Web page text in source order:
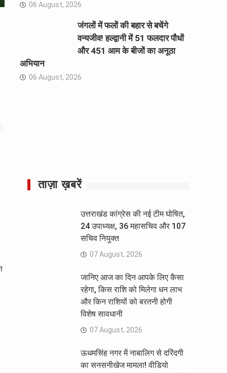
06 August, 2026
जंगलों में फलों की बहार से बचेंगे
वन्यजीव! हल्द्वानी में 51 फलदार पौधों
और 451 आम के बीजों का अनूठा
अभियान
06 August, 2026
ताज़ा ख़बरें
उत्तराखंड कांग्रेस की नई टीम घोषित,
24 उपाध्यक्ष, 36 महासचिव और 107
सचिव नियुक्त
07 August, 2026
जानिए आज का दिन आपके लिए कैसा
रहेगा, किस राशि को मिलेगा धन लाभ
और किन राशियों को बरतनी होगी
विशेष सावधानी
07 August, 2026
ऊधमसिंह नगर में नाबालिग से दरिंदगी
का सनसनीखेज मामला! वीडियो